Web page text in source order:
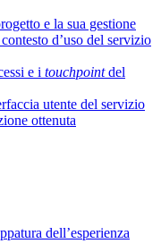
e la sua gestione
d’uso del servizio
e i touchpointdel
utente del servizio
ottenuta
dell’esperienza